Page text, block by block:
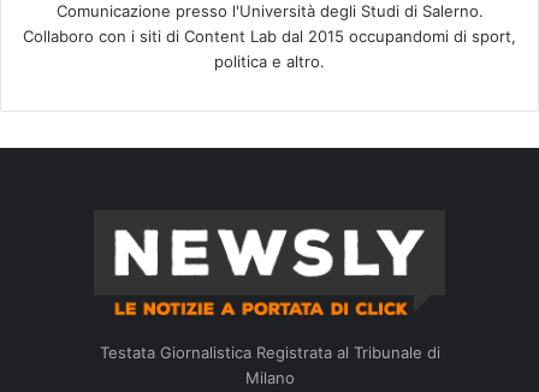
Comunicazione presso l'Università degli Studi di Salerno.
Collaboro con i siti di Content Lab dal 2015 occupandomi di sport,
politica e altro.
Testata Giornalistica Registrata al Tribunale di
Milano